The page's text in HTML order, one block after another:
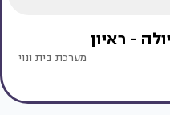
- ראיון
מערכת בית ונוי